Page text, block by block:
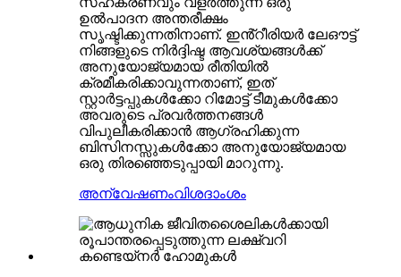
ഉൽപാദന അന്തരീക്ഷം
സൃഷ്ടിക്കുന്നതിനാണ്. ഇൻ്റീരിയർ ലേഔട്ട്
നിങ്ങളുടെ നിർദ്ദിഷ്ട ആവശ്യങ്ങൾക്ക്
അനുയോജ്യമായ രീതിയിൽ
ക്രമീകരിക്കാവുന്നതാണ്, ഇത്
സ്റ്റാർട്ടപ്പുകൾക്കോ ​​റിമോട്ട് ടീമുകൾക്കോ ​​
അവരുടെ പ്രവർത്തനങ്ങൾ
വിപുലീകരിക്കാൻ ആഗ്രഹിക്കുന്ന
ബിസിനസ്സുകൾക്കോ ​​അനുയോജ്യമായ
ഒരു തിരഞ്ഞെടുപ്പായി മാറുന്നു.
അന്വേഷണംവിശദാംശം